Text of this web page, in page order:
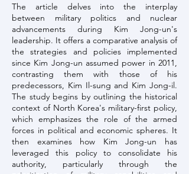
The article delves into the interplay
between military politics and nuclear
advancements during Kim Jong-un's
leadership. It offers a comparative analysis of
the strategies and policies implemented
since Kim Jong-un assumed power in 2011,
contrasting them with those of his
predecessors, Kim Il-sung and Kim Jong-il.
The study begins by outlining the historical
context of North Korea's military-first policy,
which emphasizes the role of the armed
forces in political and economic spheres. It
then examines how Kim Jong-un has
leveraged this policy to consolidate his
authority, particularly through the